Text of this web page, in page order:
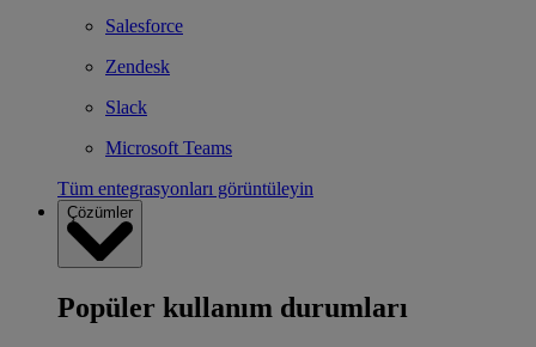
Salesforce
Zendesk
Slack
Microsoft Teams
Tüm entegrasyonları görüntüleyin
Çözümler
Popüler kullanım durumları